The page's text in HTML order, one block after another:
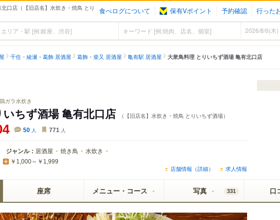
口店（【旧店名】水炊き・焼鳥 とり
食べログについて 保有Vポイント 予約確認 行った
グ
千住・綾瀬・葛飾 居酒屋 葛飾・柴又 居酒屋 亀有駅 居酒屋 大衆鳥料理 とりいちず酒場 亀有北口店
ガラ水炊き
ちず酒場 亀有北口店 （【旧店名】水炊き・焼鳥 とりいちず酒場）
50 人 771 人
ジャンル： 居酒屋 焼き鳥 水炊き
￥1,000～￥1,999
店舗情報（詳細） 求人情報
座席 メニュー・コース 写真 331 口